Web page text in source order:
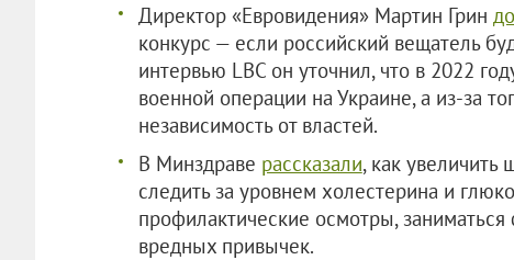
Директор «Евровидения» Мартин Грин
конкурс — если российский вещатель
интервью LBC он уточнил, что в 2022
военной операции на Украине, а из-за
независимость от властей.
В Минздраве рассказали, как
следить за уровнем холестерина и
профилактические осмотры, заниматься
вредных привычек.